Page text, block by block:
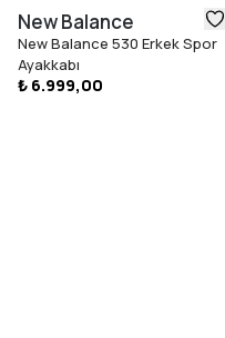
New Balance
New Balance 530 Erkek Spor
Ayakkabı
₺ 6.999,00